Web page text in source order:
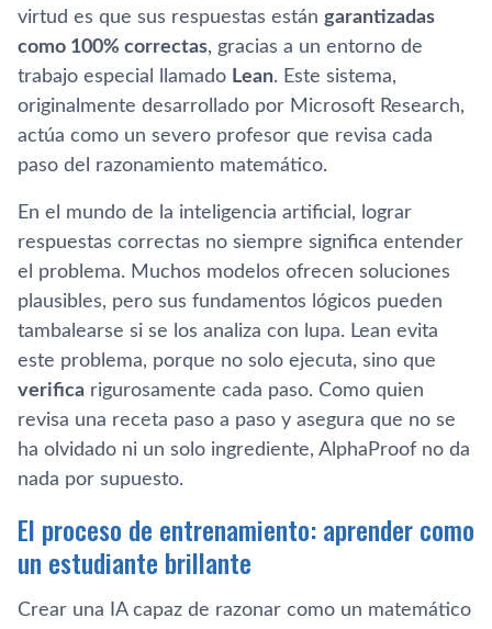
virtud es que sus respuestas están garantizadas
como 100% correctas, gracias a un entorno de
trabajo especial llamado Lean. Este sistema,
originalmente desarrollado por Microsoft Research,
actúa como un severo profesor que revisa cada
paso del razonamiento matemático.
En el mundo de la inteligencia artificial, lograr
respuestas correctas no siempre significa entender
el problema. Muchos modelos ofrecen soluciones
plausibles, pero sus fundamentos lógicos pueden
tambalearse si se los analiza con lupa. Lean evita
este problema, porque no solo ejecuta, sino que
verifica rigurosamente cada paso. Como quien
revisa una receta paso a paso y asegura que no se
ha olvidado ni un solo ingrediente, AlphaProof no da
nada por supuesto.
El proceso de entrenamiento: aprender como
un estudiante brillante
Crear una IA capaz de razonar como un matemático